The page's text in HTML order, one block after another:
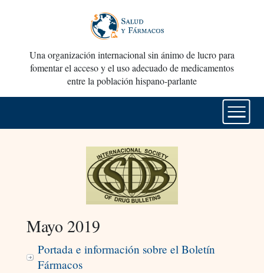
Una organización internacional sin ánimo de lucro para
fomentar el acceso y el uso adecuado de medicamentos
entre la población hispano-parlante
Mayo 2019
Portada e información sobre el Boletín
Fármacos